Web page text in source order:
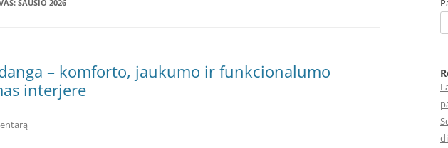
SAUSIO 2026
– komforto, jaukumo ir funkcionalumo
interjere